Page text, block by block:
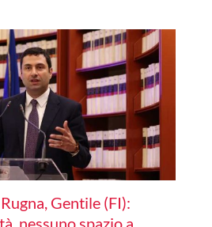
Gentile (FI):
nessuno spazio a